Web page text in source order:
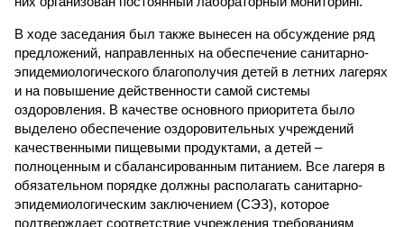
В ходе заседания был также вынесен на обсуждение ряд
предложений, направленных на обеспечение санитарно-
эпидемиологического благополучия детей в летних лагерях
и на повышение действенности самой системы
оздоровления. В качестве основного приоритета было
выделено обеспечение оздоровительных учреждений
качественными пищевыми продуктами, а детей –
полноценным и сбалансированным питанием. Все лагеря в
обязательном порядке должны располагать санитарно-
эпидемиологическим заключением (СЭЗ), которое
подтверждает соответствие учреждения требованиям